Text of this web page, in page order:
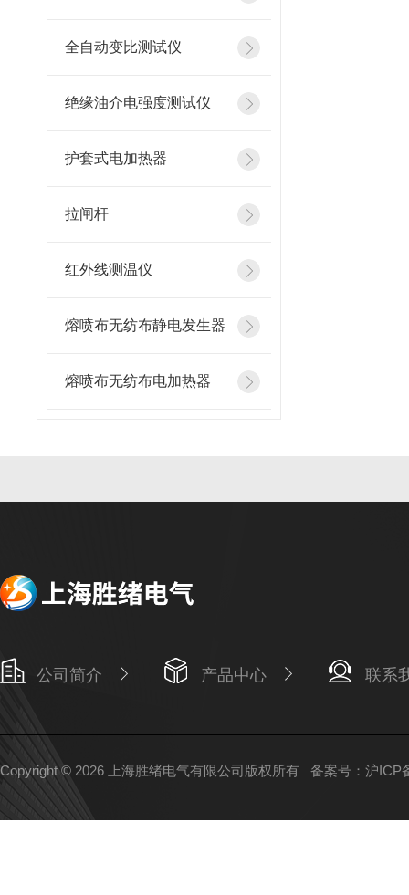
全自动变比测试仪
绝缘油介电强度测试仪
护套式电加热器
拉闸杆
红外线测温仪
熔喷布无纺布静电发生器
熔喷布无纺布电加热器
公司简介 产品中心 联系
Copyright © 2026 上海胜绪电气有限公司版权所有 备案号：沪ICP